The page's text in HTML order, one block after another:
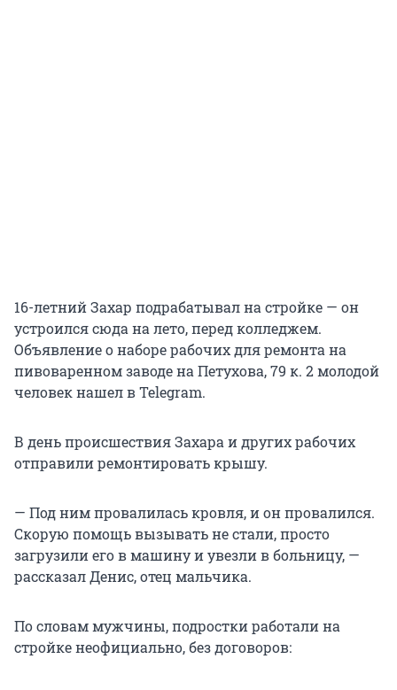
16-летний Захар подрабатывал на стройке — он
устроился сюда на лето, перед колледжем.
Объявление о наборе рабочих для ремонта на
пивоваренном заводе на Петухова, 79 к. 2 молодой
человек нашел в Telegram.
В день происшествия Захара и других рабочих
отправили ремонтировать крышу.
— Под ним провалилась кровля, и он провалился.
Скорую помощь вызывать не стали, просто
загрузили его в машину и увезли в больницу, —
рассказал Денис, отец мальчика.
По словам мужчины, подростки работали на
стройке неофициально, без договоров: